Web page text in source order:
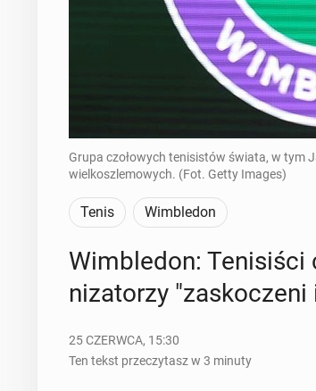
Grupa czołowych tenisistów świata, w tym
wielkoszlemowych. (Fot. Getty Images)
Tenis Wimbledon
Wim­ble­don:
ni­za­to­rzy
25 CZERWCA, 15:30
Ten tekst przeczytasz w 3 minuty